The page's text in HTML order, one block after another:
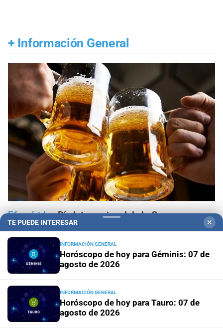
+ Información General
Efemérides Día Internacional de la Cerveza: por
qué se celebra cada 7 agosto y cuál es el curioso
origen de la festividad
Horóscopo del díaHoróscopo de hoy para Piscis: 07 de
agosto de 2026
Horóscopo del díaHoróscopo de hoy para Acuario: 07
de agosto de 2026
TE PUEDE INTERESAR ✕
INFORMACIÓN GENERAL
Horóscopo de hoy para Géminis: 07 de
agosto de 2026
INFORMACIÓN GENERAL
Horóscopo de hoy para Tauro: 07 de
agosto de 2026